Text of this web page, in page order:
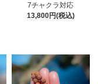
7チャクラ対応
13,800円(税込)